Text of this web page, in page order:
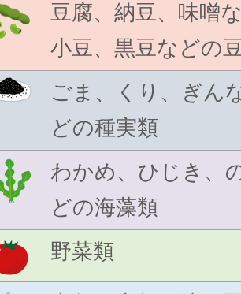
豆腐、納豆、味噌
小豆、黒豆などの
ごま、くり、ぎん
どの種実類
わかめ、ひじき、
どの海藻類
野菜類